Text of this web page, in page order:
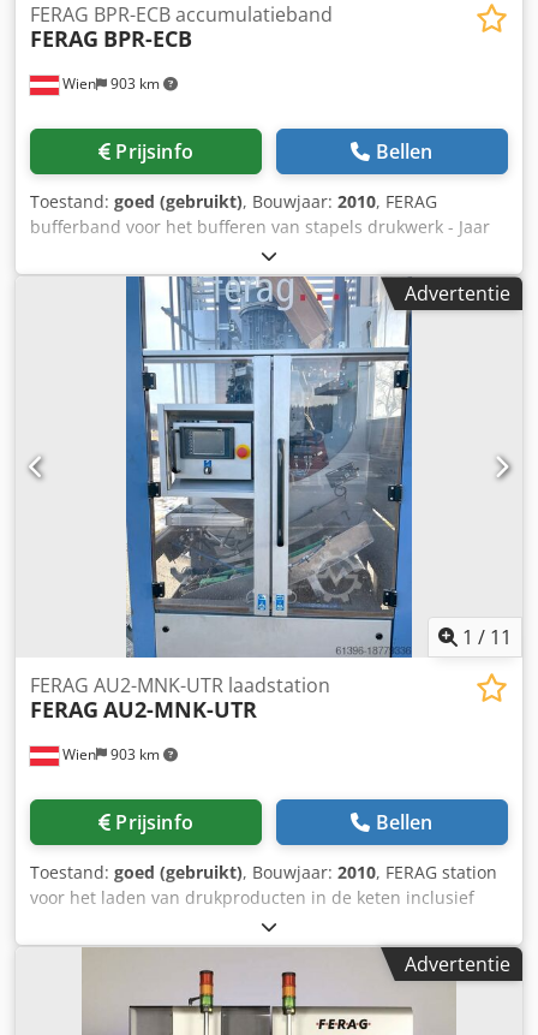
Wien 903 km
FERAG BPR-ECB accumulatieband
FERAG BPR-ECB
Prijsinfo Bellen
Toestand: goed (gebruikt), Bouwjaar: 2010, FERAG
bufferband voor het bufferen van stapels drukwerk - Jaar
2010 Crjdjv Sdh Dspfx Anmof
Advertentie
1 / 11
Wien 903 km
FERAG AU2-MNK-UTR laadstation
FERAG AU2-MNK-UTR
Prijsinfo Bellen
Toestand: goed (gebruikt), Bouwjaar: 2010, FERAG station
voor het laden van drukproducten in de keten inclusief
5690616 motor en 31232590 encoder jaar 2010 Crsdpov
Sdhkefx Anmjf
Advertentie